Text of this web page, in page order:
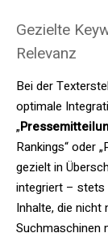
Gezielte
Relevanz
Bei der
optimale
„
Rankings“ oder
gezielt in
integriert – stets
Inhalte, die
Suchmaschinen